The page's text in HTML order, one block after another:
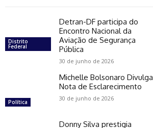
Distrito
Federal
Detran-DF participa do
Encontro Nacional da
Aviação de Segurança
Pública
30 de junho de 2026
Política
Michelle Bolsonaro Divulga
Nota de Esclarecimento
30 de junho de 2026
Donny Silva prestigia